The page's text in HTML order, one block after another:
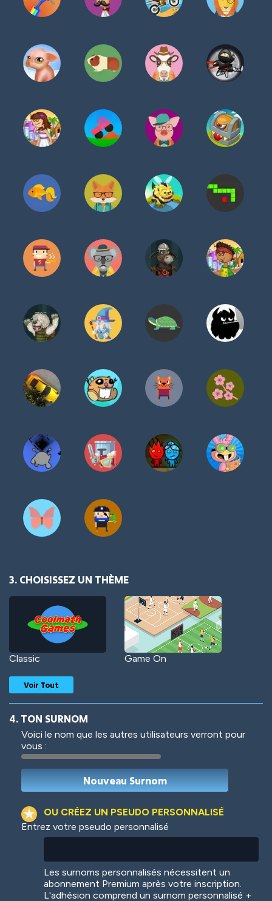
3. CHOISISSEZ UN THÈME
Classic Game On
Woof
Colorful
Voir Tout
4. TON SURNOM
Voici le nom que les autres utilisateurs verront pour
vous :
OU CRÉEZ UN PSEUDO PERSONNALISÉ
Entrez votre pseudo personnalisé
Les surnoms personnalisés nécessitent un
abonnement Premium après votre inscription.
L'adhésion comprend un surnom personnalisé +